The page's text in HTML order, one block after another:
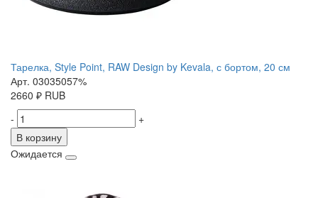
Тарелка, Style Point, RAW Design by Kevala, с бортом, 20 см
Арт. 03035057%
2660 ₽ RUB
-
+
В корзину
Ожидается